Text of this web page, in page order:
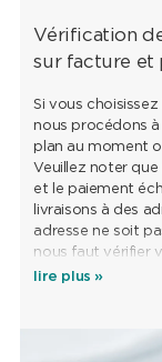
Vérification
sur facture et
Si vous
nous procédons
plan au moment
Veuillez noter
et le paiement
livraisons à des
adresse ne soit
nous faut vérifier
clientèle vous
lire plus »